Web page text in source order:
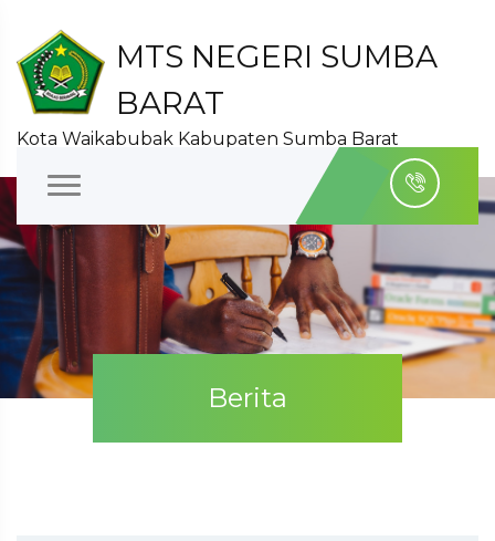
MTS NEGERI SUMBA
BARAT
Kota Waikabubak Kabupaten Sumba Barat
Berita